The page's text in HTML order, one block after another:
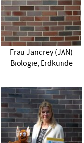
Frau Jandrey (JAN)
Biologie, Erdkunde